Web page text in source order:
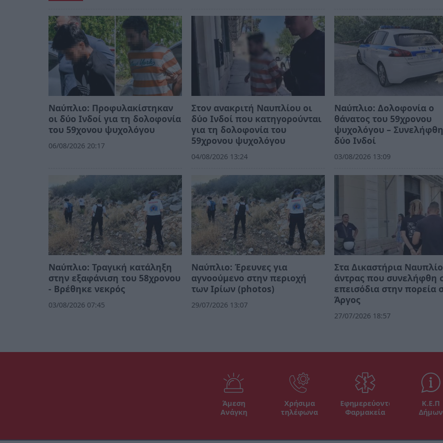
Ναύπλιο: Προφυλακίστηκαν
οι δύο Ινδοί για τη δολοφονία
του 59χονου ψυχολόγου
06/08/2026 20:17
Στον ανακριτή Ναυπλίου οι
δύο Ινδοί που κατηγορούνται
για τη δολοφονία του
59χρονου ψυχολόγου
04/08/2026 13:24
Ναύπλιο: Δολοφονία ο
θάνατος του 59χρονου
ψυχολόγου –
δύο Ινδοί
03/08/2026 13:09
Ναύπλιο: Τραγική κατάληξη
στην εξαφάνιση του 58χρονου
- Βρέθηκε νεκρός
03/08/2026 07:45
Ναύπλιο: Έρευνες για
αγνοούμενο στην περιοχή
των Ιρίων (photos)
29/07/2026 13:07
Στα Δικαστήρια
άντρας που συνελήφθη
επεισόδια στην πορεία
Άργος
27/07/2026 18:57
Άμεση
Ανάγκη
Χρήσιμα
τηλέφωνα
Εφημερεύοντα
Φαρμακεία
Κ.Ε.Π
Δήμων